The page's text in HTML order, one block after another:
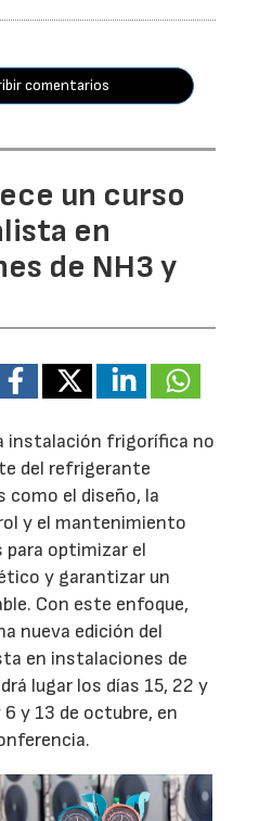
comentarios
un curso
en
de NH3 y
instalación frigorífica no
del refrigerante
como el diseño, la
y el mantenimiento
optimizar el
y garantizar un
Con este enfoque,
nueva edición del
en instalaciones de
lugar los días 15, 22 y
y 13 de octubre, en